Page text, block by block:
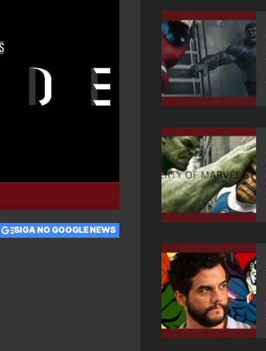
SIGA NO GOOGLE NEWS